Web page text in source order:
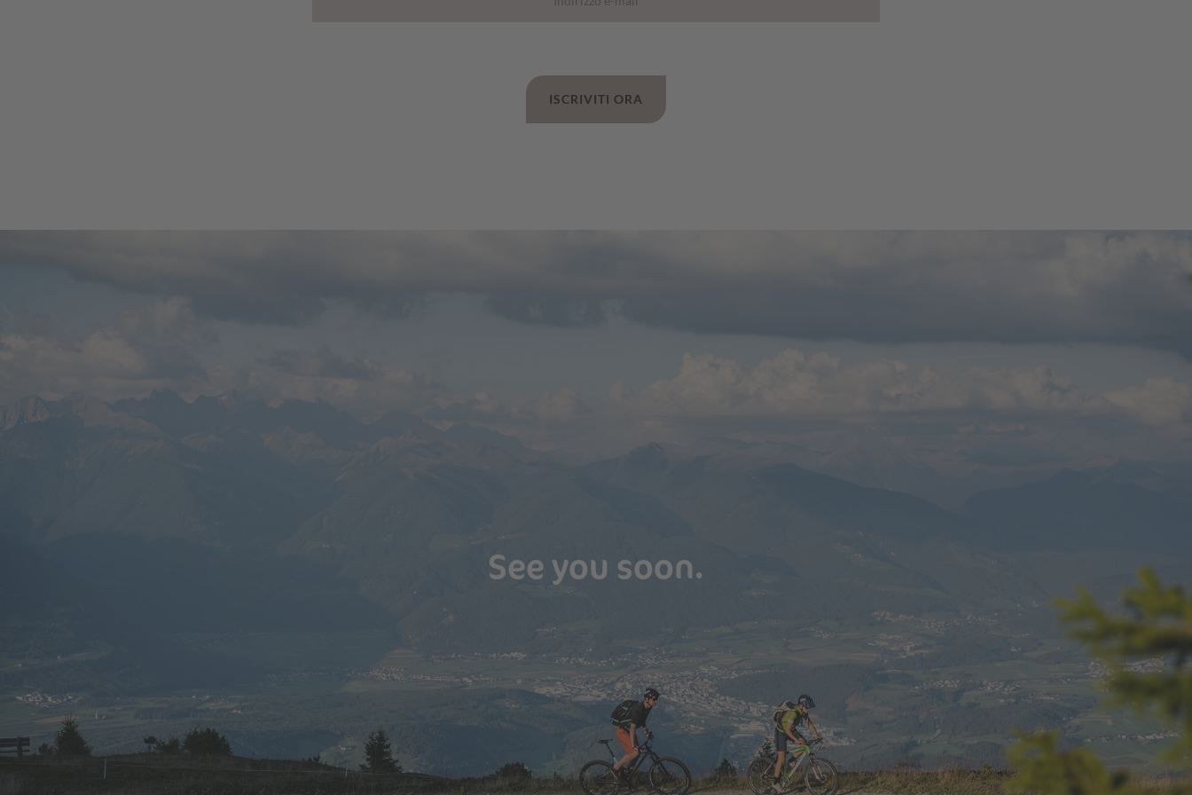
ISCRIVITI ORA
See you soon.